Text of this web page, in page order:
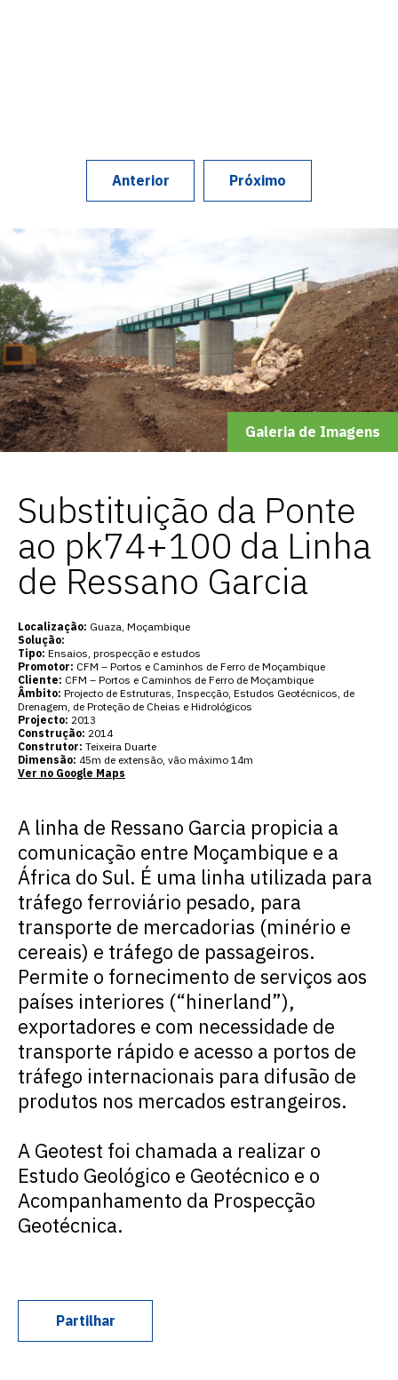
Geotest
Anterior Próximo
Galeria de Imagens
Substituição da Ponte
ao pk74+100 da Linha
de Ressano Garcia
Localização: Guaza, Moçambique
Solução:
Tipo: Ensaios, prospecção e estudos
Promotor: CFM – Portos e Caminhos de Ferro de Moçambique
Cliente: CFM – Portos e Caminhos de Ferro de Moçambique
Âmbito: Projecto de Estruturas, Inspecção, Estudos Geotécnicos, de
Drenagem, de Proteção de Cheias e Hidrológicos
Projecto: 2013
Construção: 2014
Construtor: Teixeira Duarte
Dimensão: 45m de extensão, vão máximo 14m
Ver no Google Maps
A linha de Ressano Garcia propicia a
comunicação entre Moçambique e a
África do Sul. É uma linha utilizada para
tráfego ferroviário pesado, para
transporte de mercadorias (minério e
cereais) e tráfego de passageiros.
Permite o fornecimento de serviços aos
países interiores (“hinerland”),
exportadores e com necessidade de
transporte rápido e acesso a portos de
tráfego internacionais para difusão de
produtos nos mercados estrangeiros.
A Geotest foi chamada a realizar o
Estudo Geológico e Geotécnico e o
Acompanhamento da Prospecção
Geotécnica.
Partilhar